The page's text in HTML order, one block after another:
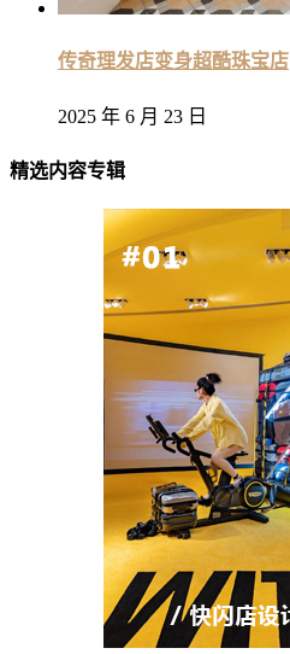
传奇理发店变身超酷珠宝店
2025 年 6 月 23 日
精选内容专辑